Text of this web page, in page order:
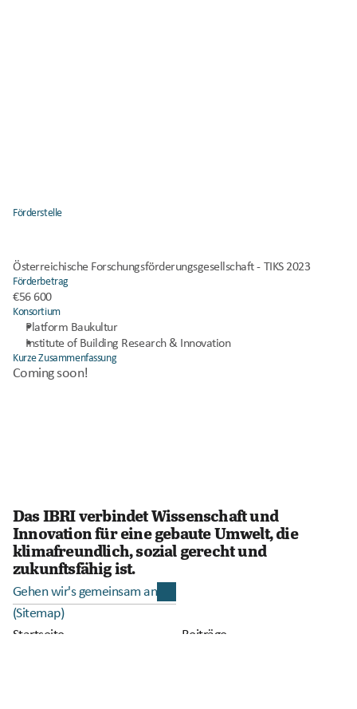
Förderstelle
Österreichische Forschungsförderungsgesellschaft - TIKS 2023
Förderbetrag
€56 600
Konsortium
Platform Baukultur
Institute of Building Research & Innovation
Kurze Zusammenfassung
Coming soon!
Das IBRI verbindet Wissenschaft und
Innovation für eine gebaute Umwelt, die
klimafreundlich, sozial gerecht und
zukunftsfähig ist.
Gehen wir's gemeinsam an
(Sitemap)
Startseite
Beiträge